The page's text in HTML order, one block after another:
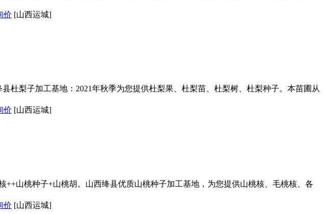
价 [山西运城]
杜梨子加工基地：2021年秋季为您提供杜梨果、杜梨苗、杜梨树、杜梨种子。本苗圃从
价 [山西运城]
山桃种子+山桃胡。山西绛县优质山桃种子加工基地，为您提供山桃核、毛桃核、各
价 [山西运城]